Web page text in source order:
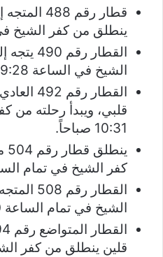
قطار رقم
ينطلق من كفر الشيخ في الساعة
القطار
الشيخ في الساعة 09:28 صباحًا.
القطار
قلبي، ويبدأ رحلته من
10:31 صباحاً.
كفر الشيخ في تمام الساعة 11:53
القطار
الشيخ في تمام الساعة 12:00 صباحًا.
قلين ينطلق من كفر